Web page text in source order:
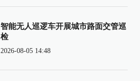
智能无人巡逻车开展城市路面交管巡
检
2026-08-05 14:48